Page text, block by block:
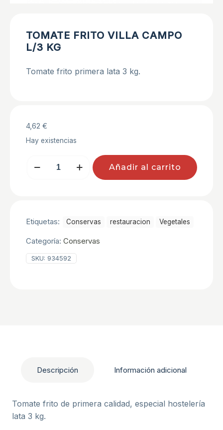
TOMATE FRITO VILLA CAMPO
L/3 KG
Tomate frito primera lata 3 kg.
4,62 €
Hay existencias
FRITO
Añadir al carrito
Etiquetas: Conservas restauracion Vegetales
Categoría: Conservas
SKU: 934592
Descripción Información adicional
Tomate frito de primera calidad, especial hostelería
lata 3 kg.